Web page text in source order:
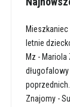
Mieszkaniec
letnie
Mz - Mariola
Znajomy-